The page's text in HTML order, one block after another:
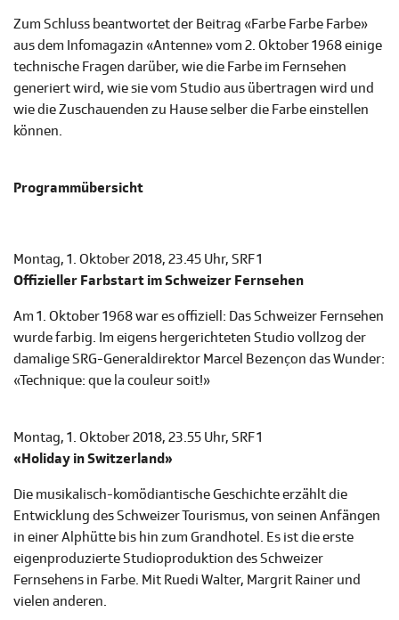
Zum Schluss beantwortet der Beitrag «Farbe Farbe Farbe»
aus dem Infomagazin «Antenne» vom 2. Oktober 1968 einige
technische Fragen darüber, wie die Farbe im Fernsehen
generiert wird, wie sie vom Studio aus übertragen wird und
wie die Zuschauenden zu Hause selber die Farbe einstellen
können.
Programmübersicht
Montag, 1. Oktober 2018, 23.45 Uhr, SRF 1
Offizieller Farbstart im Schweizer Fernsehen
Am 1. Oktober 1968 war es offiziell: Das Schweizer Fernsehen
wurde farbig. Im eigens hergerichteten Studio vollzog der
damalige SRG-Generaldirektor Marcel Bezençon das Wunder:
«Technique: que la couleur soit!»
Montag, 1. Oktober 2018, 23.55 Uhr, SRF 1
«Holiday in Switzerland»
Die musikalisch-komödiantische Geschichte erzählt die
Entwicklung des Schweizer Tourismus, von seinen Anfängen
in einer Alphütte bis hin zum Grandhotel. Es ist die erste
eigenproduzierte Studioproduktion des Schweizer
Fernsehens in Farbe. Mit Ruedi Walter, Margrit Rainer und
vielen anderen.